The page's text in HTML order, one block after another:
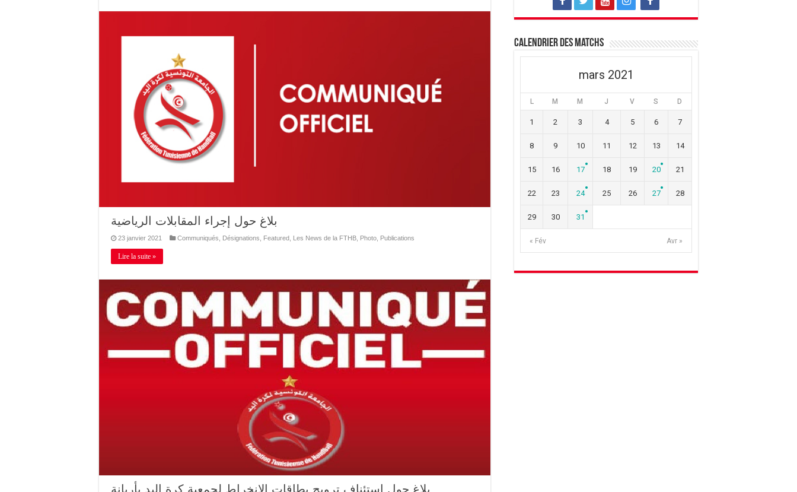
بلاغ حول إجراء المقابلات الرياضية
23 janvier 2021 Communiqués Désignations Featured Les News de la FTHB Photo Publications
Lire la suite »
بلاغ حول إستئناف ترويج بطاقات الإنخراط لجمعية كرة اليد بأريانة
Calendrier des matchs
mars 2021
L M M J V S D
« Fév Avr »
1 2 3 4 5 6 7
8 9 10 11 12 13 14
15 16 17 18 19 20 21
22 23 24 25 26 27 28
29 30 31